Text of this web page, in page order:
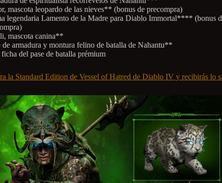
mascota leopardo de las nieves** (bonus de precompra)
legendaria Lamento de la Madre para Diablo Immortal**** (bonus
mascota canina**
de armadura y montura felino de batalla de Nahantu**
del pase de batalla prémium
la Standard Edition de Vessel of Hatred de Diablo IV y recibirás lo